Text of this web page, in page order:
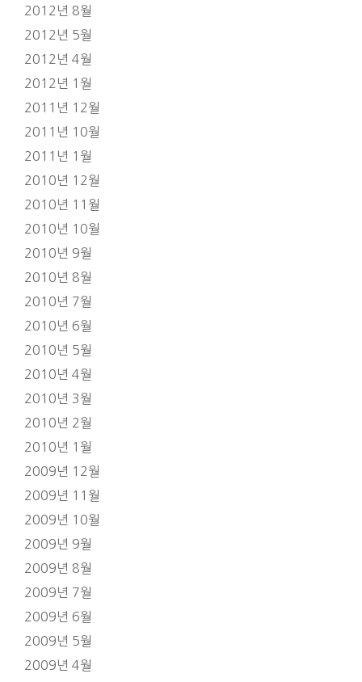
2012년 8월
2012년 5월
2012년 4월
2012년 1월
2011년 12월
2011년 10월
2011년 1월
2010년 12월
2010년 11월
2010년 10월
2010년 9월
2010년 8월
2010년 7월
2010년 6월
2010년 5월
2010년 4월
2010년 3월
2010년 2월
2010년 1월
2009년 12월
2009년 11월
2009년 10월
2009년 9월
2009년 8월
2009년 7월
2009년 6월
2009년 5월
2009년 4월